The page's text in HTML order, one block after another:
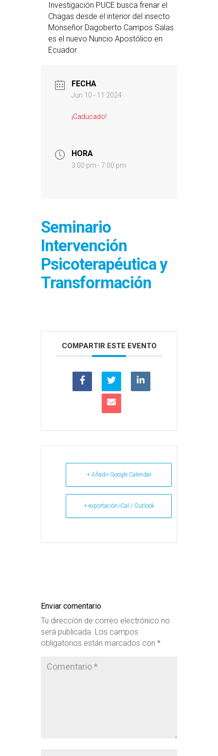
Investigación PUCE busca frenar el
Chagas desde el interior del insecto
Monseñor Dagoberto Campos Salas
es el nuevo Nuncio Apostólico en
Ecuador
FECHA
Jun 10 - 11 2024
¡Caducado!
HORA
3:00 pm - 7:00 pm
Seminario
Intervención
Psicoterapéutica y
Transformación
COMPARTIR ESTE EVENTO
+ Añadir Google Calendar
+ exportación iCal / Outlook
Enviar comentario
Tu dirección de correo electrónico no
será publicada. Los campos
obligatorios están marcados con *